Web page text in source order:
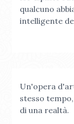
qualcuno
intelligente
Un'opera
stesso
di una realtà.